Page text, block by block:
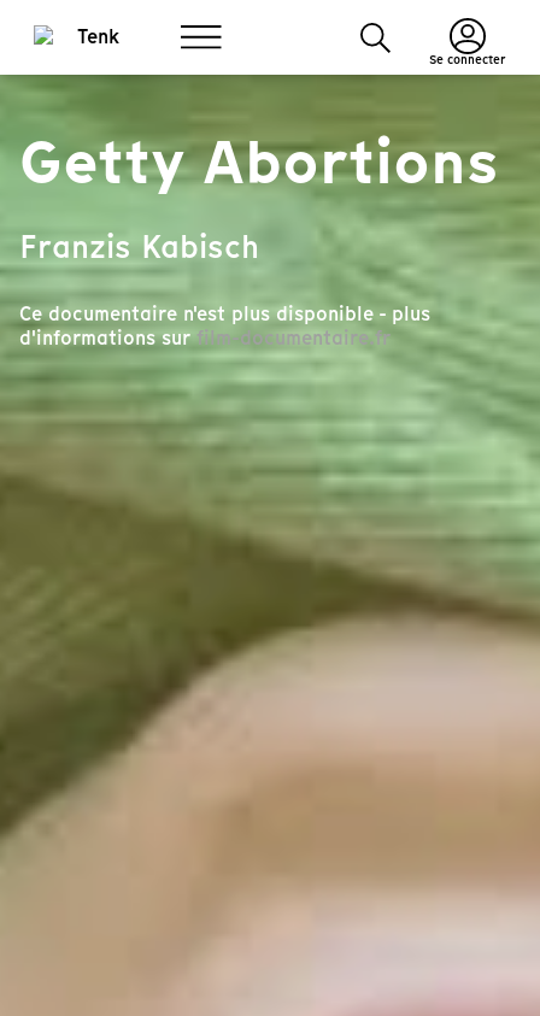
Se connecter
Getty Abortions
Franzis Kabisch
Ce documentaire n'est plus disponible - plus
d'informations surfilm-documentaire.fr